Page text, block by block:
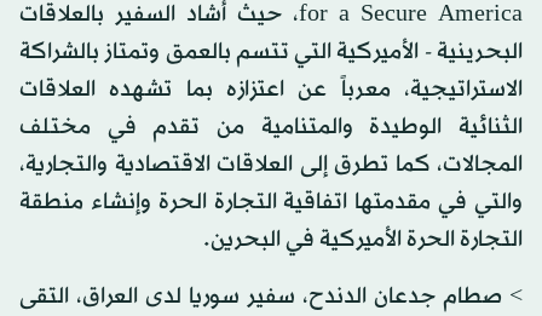
for a Secure America، حيث أشاد السفير بالعلاقات
البحرينية - الأميركية التي تتسم بالعمق وتمتاز بالشراكة
الاستراتيجية، معرباً عن اعتزازه بما تشهده العلاقات
الثنائية الوطيدة والمتنامية من تقدم في مختلف
المجالات، كما تطرق إلى العلاقات الاقتصادية والتجارية،
والتي في مقدمتها اتفاقية التجارة الحرة وإنشاء منطقة
التجارة الحرة الأميركية في البحرين.
> صطام جدعان الدندح، سفير سوريا لدى العراق، التقى